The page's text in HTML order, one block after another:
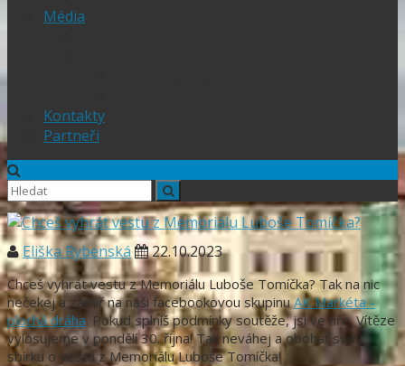
Média
Kontakty
Partneři
Eliška Rybenská 22.10.2023
Chceš vyhrát vestu z Memoriálu Luboše Tomíčka? Tak na nic
nečekej a zamiř na naši facebookovou skupinuAK Markéta -
plochá dráha. Pokud splníš podmínky soutěže, jsi ve hře. Vítěze
vylosujeme v pondělí 30. října! Tak neváhej a obohať svou
sbírku o vestu z Memoriálu Luboše Tomíčka!